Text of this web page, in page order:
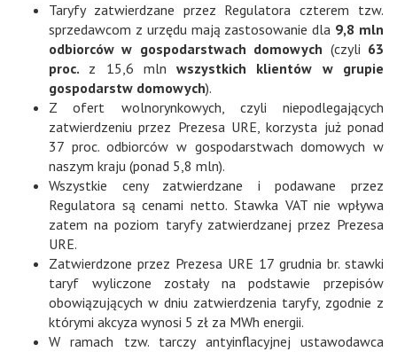
Taryfy zatwierdzane przez Regulatora czterem tzw.
sprzedawcom z urzędu mają zastosowanie dla 9,8 mln
odbiorców w gospodarstwach domowych (czyli 63
proc. z 15,6 mln wszystkich klientów w grupie
gospodarstw domowych).
Z ofert wolnorynkowych, czyli niepodlegających
zatwierdzeniu przez Prezesa URE, korzysta już ponad
37 proc. odbiorców w gospodarstwach domowych w
naszym kraju (ponad 5,8 mln).
Wszystkie ceny zatwierdzane i podawane przez
Regulatora są cenami netto. Stawka VAT nie wpływa
zatem na poziom taryfy zatwierdzanej przez Prezesa
URE.
Zatwierdzone przez Prezesa URE 17 grudnia br. stawki
taryf wyliczone zostały na podstawie przepisów
obowiązujących w dniu zatwierdzenia taryfy, zgodnie z
którymi akcyza wynosi 5 zł za MWh energii.
W ramach tzw. tarczy antyinflacyjnej ustawodawca